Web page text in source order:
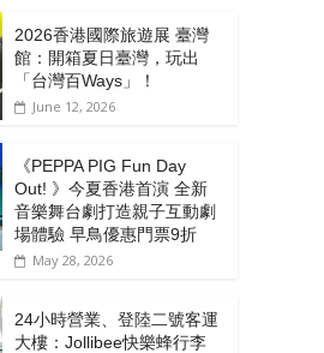
2026香港國際旅遊展 臺灣
館：開箱夏日臺灣，玩出
「台灣百Ways」！
June 12, 2026
《PEPPA PIG Fun Day
Out! 》今夏香港首演 全新
音樂舞台劇打造親子互動劇
場體驗 早鳥優惠門票9折
May 28, 2026
24小時營業、登陸二號客運
大樓：Jollibee快樂蜂行李